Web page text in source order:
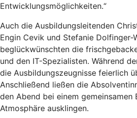
Entwicklungsmöglichkeiten.“
Auch die Ausbildungsleitenden
Engin Cevik und Stefanie Dolfinger-
beglückwünschten die
und den IT-Spezialisten. Während
die Ausbildungszeugnisse feierlich
Anschließend ließen die
den Abend bei einem gemeinsamen
Atmosphäre ausklingen.